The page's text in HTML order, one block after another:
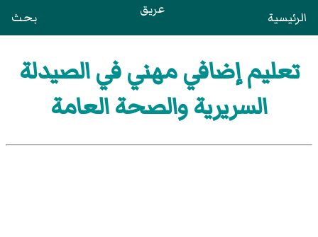
الرئيسية عريق بحث
تعليم إضافي مهني في الصيدلة
السريرية والصحة العامة